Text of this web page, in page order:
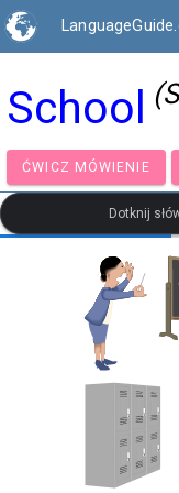
School
ĆWICZ MÓWIENIE
Dotknij